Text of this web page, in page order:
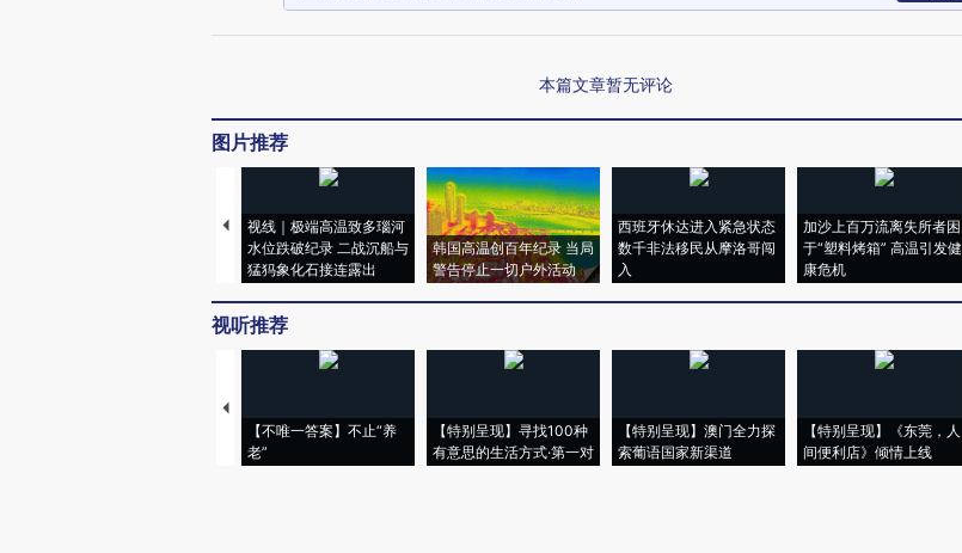
本篇文章暂无评论
图片推荐
视线｜极端高温致多瑙河
水位跌破纪录 二战沉船与
猛犸象化石接连露出
韩国高温创百年纪录 当局
警告停止一切户外活动
西班牙休达进入紧急状态
数千非法移民从摩洛哥闯
入
加沙上百万流离失所者困
于“塑料烤箱” 高温引发健
康危机
视听推荐
【不唯一答案】不止“养
老”
【特别呈现】寻找100种
有意思的生活方式·第一对
【特别呈现】澳门全力探
索葡语国家新渠道
【特别呈现】《东莞，人
间便利店》倾情上线